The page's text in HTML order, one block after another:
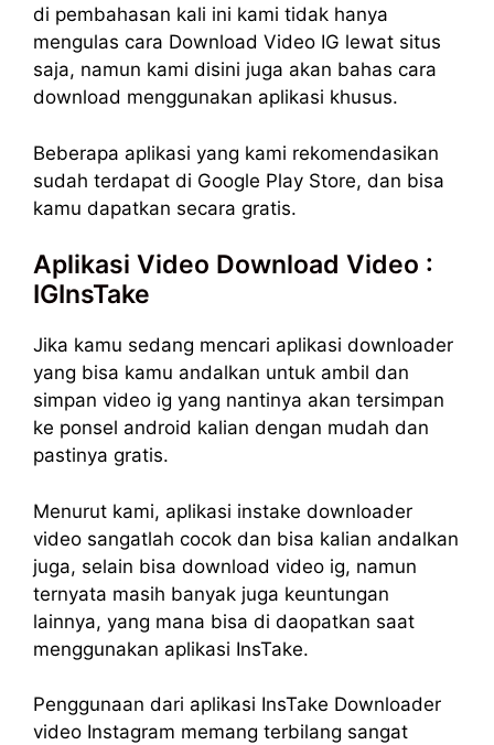
di pembahasan kali ini kami tidak hanya
mengulas cara Download Video IG lewat situs
saja, namun kami disini juga akan bahas cara
download menggunakan aplikasi khusus.
Beberapa aplikasi yang kami rekomendasikan
sudah terdapat di Google Play Store, dan bisa
kamu dapatkan secara gratis.
Aplikasi Video Download Video :
IGInsTake
Jika kamu sedang mencari aplikasi downloader
yang bisa kamu andalkan untuk ambil dan
simpan video ig yang nantinya akan tersimpan
ke ponsel android kalian dengan mudah dan
pastinya gratis.
Menurut kami, aplikasi instake downloader
video sangatlah cocok dan bisa kalian andalkan
juga, selain bisa download video ig, namun
ternyata masih banyak juga keuntungan
lainnya, yang mana bisa di daopatkan saat
menggunakan aplikasi InsTake.
Penggunaan dari aplikasi InsTake Downloader
video Instagram memang terbilang sangat